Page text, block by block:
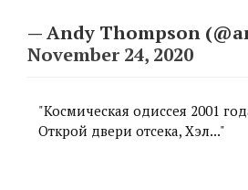
— Andy Thompson
November 24, 2020
"Космическая одиссея 2001
Открой двери отсека, Хэл..."